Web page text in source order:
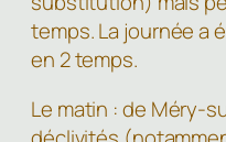
temps. La journée a
en 2 temps.
Le matin : de Méry-